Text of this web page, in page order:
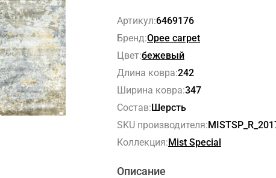
Артикул:6469176
Бренд:Opee carpet
Цвет:бежевый
Длина ковра:242
Ширина ковра:347
Состав:Шерсть
SKU производителя:
Коллекция:Mist Special
Описание